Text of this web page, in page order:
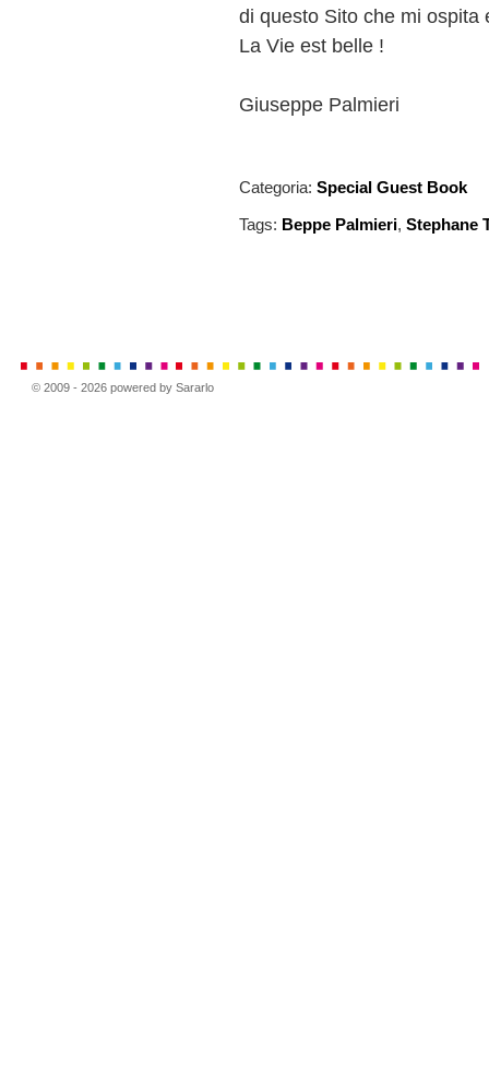
di questo Sito che mi ospita
La Vie est belle !
Giuseppe Palmieri
Categoria:Special Guest Book
Tags: Beppe Palmieri,Stephane
© 2009 - 2026 powered by Sararlo